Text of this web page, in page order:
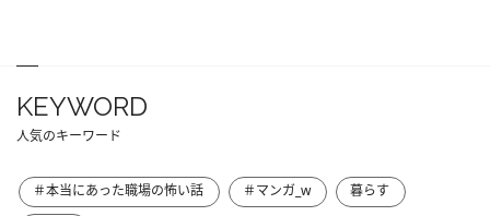
KEYWORD
人気のキーワード
＃本当にあった職場の怖い話 ＃マンガ_w
暮らす